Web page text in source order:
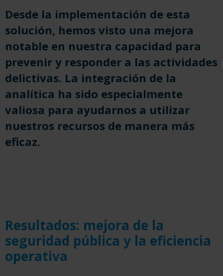
Desde la implementación de esta
solución, hemos visto una mejora
notable en nuestra capacidad para
prevenir y responder a las actividades
delictivas. La integración de la
analítica ha sido especialmente
valiosa para ayudarnos a utilizar
nuestros recursos de manera más
eficaz.
Resultados: mejora de la
seguridad pública y la eficiencia
operativa